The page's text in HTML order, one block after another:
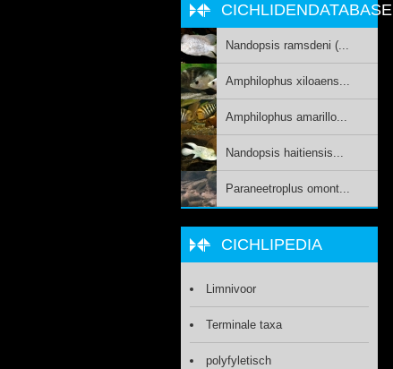
CICHLIDENDATABASE
Nandopsis ramsdeni (...
Amphilophus xiloaens...
Amphilophus amarillo...
Nandopsis haitiensis...
Paraneetroplus omont...
CICHLIPEDIA
Limnivoor
Terminale taxa
polyfyletisch